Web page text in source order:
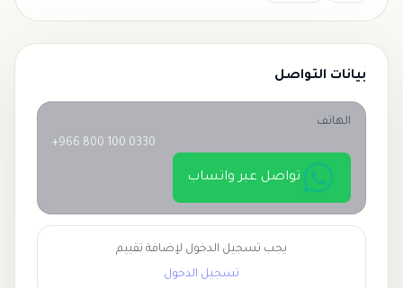
بيانات التواصل
الهاتف
+966 800 100 0330
تواصل عبر واتساب
يجب تسجيل الدخول لإضافة تقييم
تسجيل الدخول